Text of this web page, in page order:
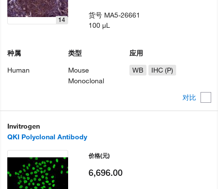
对比
14
种属
Human
类型
Mouse
Monoclonal
应用
WB
IHC (P)
货号 MA5-26661
100 µL
Invitrogen
QKI Polyclonal Antibody
价格(元)
6,696.00